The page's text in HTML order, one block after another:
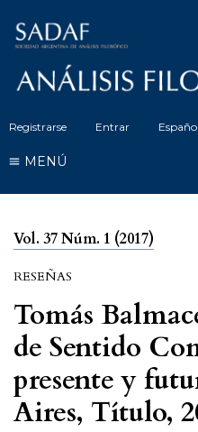
Registrarse Entrar Español
MENÚ
Vol. 37 Núm. 1 (2017)
RESEÑAS
Tomás
de Sentido
presente y
Aires, Título,